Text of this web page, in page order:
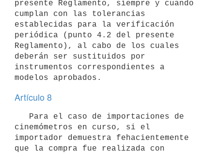
presente Reglamento, siempre y cuando
cumplan con las tolerancias
establecidas para la verificación
periódica (punto 4.2 del presente
Reglamento), al cabo de los cuales
deberán ser sustituidos por
instrumentos correspondientes a
Artículo 8
cinemómetros en curso, si el
importador demuestra fehacientemente
que la compra fue realizada con